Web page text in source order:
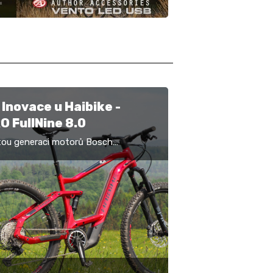
u Haibike -
FullNine 8.0
generaci motorů Bosch
značka Haibike nejnovějším
svých rámů, jenž od roku 2010
velký skok a…